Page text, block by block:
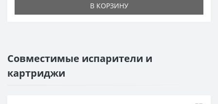
В КОРЗИНУ
Совместимые испарители и
картриджи